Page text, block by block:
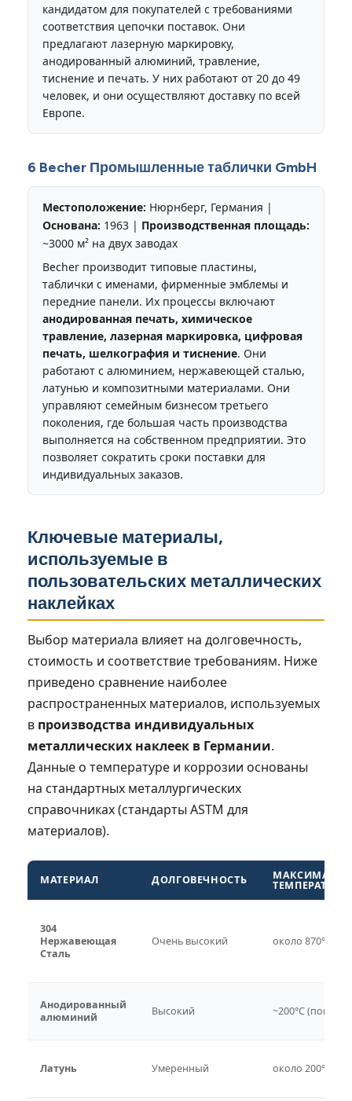
кандидатом для покупателей с требованиями
соответствия цепочки поставок. Они
предлагают лазерную маркировку,
анодированный алюминий, травление,
тиснение и печать. У них работают от 20 до 49
человек, и они осуществляют доставку по всей
Европе.
6 Becher Промышленные таблички GmbH
Местоположение: Нюрнберг, Германия |
Основана: 1963 | Производственная площадь:
~3000 м² на двух заводах
Becher производит типовые пластины,
таблички с именами, фирменные эмблемы и
передние панели. Их процессы включают
анодированная печать, химическое
травление, лазерная маркировка, цифровая
печать, шелкография и тиснение. Они
работают с алюминием, нержавеющей сталью,
латунью и композитными материалами. Они
управляют семейным бизнесом третьего
поколения, где большая часть производства
выполняется на собственном предприятии. Это
позволяет сократить сроки поставки для
индивидуальных заказов.
Ключевые материалы,
используемые в
пользовательских металлических
наклейках
Выбор материала влияет на долговечность,
стоимость и соответствие требованиям. Ниже
приведено сравнение наиболее
распространенных материалов, используемых
в производства индивидуальных
металлических наклеек в Германии.
Данные о температуре и коррозии основаны
на стандартных металлургических
справочниках (стандарты ASTM для
материалов).
МАТЕРИАЛ ДОЛГОВЕЧНОСТЬ ТЕМПЕРАТУРА.
304
Нержавеющая
Сталь
Очень высокий около 870°C
Анодированный
алюминий
Высокий ~200°C
Латунь Умеренный около 200°C